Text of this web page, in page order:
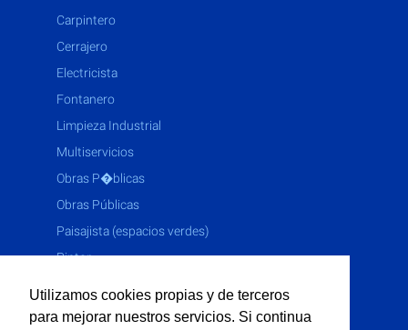
Utilizamos cookies propias y de terceros
para mejorar nuestros servicios. Si continua
Carpintero
Cerrajero
Electricista
Fontanero
Limpieza Industrial
Multiservicios
Obras P�blicas
Obras Públicas
Paisajista (espacios verdes)
Pintor
Yesero